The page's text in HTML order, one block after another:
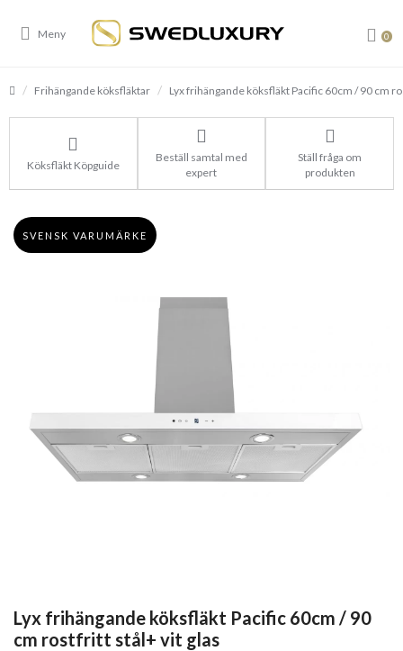
0
Frihängande köksfläktar Lyx frihängande köksfläkt Pacific 60cm / 90 cm
Köksfläkt Köpguide
Beställ samtal med
expert
Ställ fråga om
produkten
SVENSK VARUMÄRKE
Lyx frihängande köksfläkt Pacific 60cm / 90
cm rostfritt stål+ vit glas